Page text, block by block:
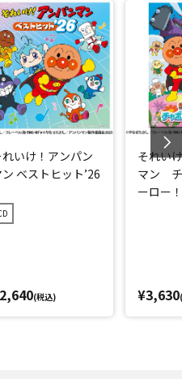
れいけ！アンパン
ン ベストヒット’26
(税込)
それい
マン チ
ーロー
¥3,630